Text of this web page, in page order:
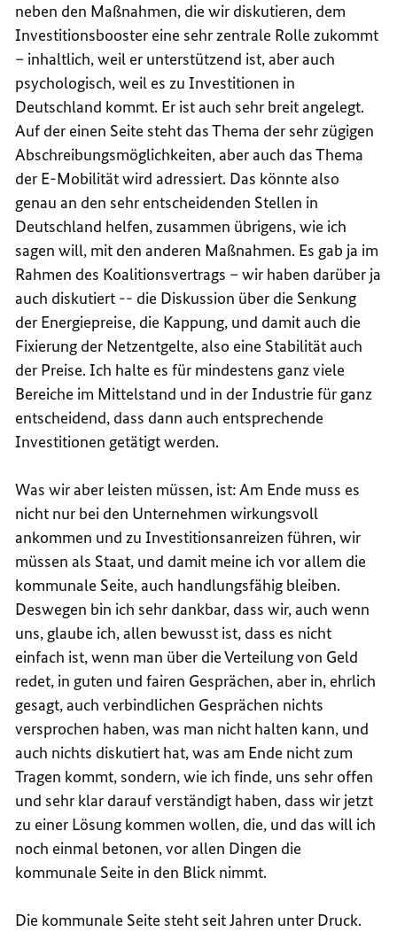
neben den Maßnahmen, die wir diskutieren, dem
Investitionsbooster eine sehr zentrale Rolle zukommt
– inhaltlich, weil er unterstützend ist, aber auch
psychologisch, weil es zu Investitionen in
Deutschland kommt. Er ist auch sehr breit angelegt.
Auf der einen Seite steht das Thema der sehr zügigen
Abschreibungsmöglichkeiten, aber auch das Thema
der E-Mobilität wird adressiert. Das könnte also
genau an den sehr entscheidenden Stellen in
Deutschland helfen, zusammen übrigens, wie ich
sagen will, mit den anderen Maßnahmen. Es gab ja im
Rahmen des Koalitionsvertrags – wir haben darüber ja
auch diskutiert -- die Diskussion über die Senkung
der Energiepreise, die Kappung, und damit auch die
Fixierung der Netzentgelte, also eine Stabilität auch
der Preise. Ich halte es für mindestens ganz viele
Bereiche im Mittelstand und in der Industrie für ganz
entscheidend, dass dann auch entsprechende
Investitionen getätigt werden.
Was wir aber leisten müssen, ist: Am Ende muss es
nicht nur bei den Unternehmen wirkungsvoll
ankommen und zu Investitionsanreizen führen, wir
müssen als Staat, und damit meine ich vor allem die
kommunale Seite, auch handlungsfähig bleiben.
Deswegen bin ich sehr dankbar, dass wir, auch wenn
uns, glaube ich, allen bewusst ist, dass es nicht
einfach ist, wenn man über die Verteilung von Geld
redet, in guten und fairen Gesprächen, aber in, ehrlich
gesagt, auch verbindlichen Gesprächen nichts
versprochen haben, was man nicht halten kann, und
auch nichts diskutiert hat, was am Ende nicht zum
Tragen kommt, sondern, wie ich finde, uns sehr offen
und sehr klar darauf verständigt haben, dass wir jetzt
zu einer Lösung kommen wollen, die, und das will ich
noch einmal betonen, vor allen Dingen die
kommunale Seite in den Blick nimmt.
Die kommunale Seite steht seit Jahren unter Druck.